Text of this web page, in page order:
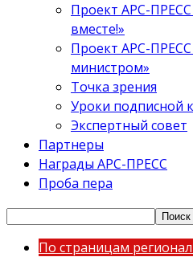
Проект АРС-
вместе!»
Проект АРС-
министром»
Точка зрения
Уроки подписной
Экспертный совет
Партнеры
Награды АРС-ПРЕСС
Проба пера
По страницам